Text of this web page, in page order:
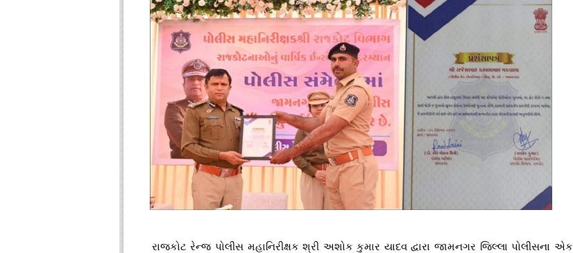
રાજકોટ રેન્જ પોલીસ મહાનિરીક્ષક શ્રી અશોક કુમાર યાદવ દ્વારા જામનગર જિલ્લા પોલીસના એક